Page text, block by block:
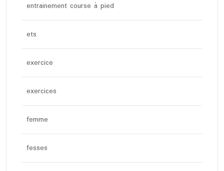
entrainement course à pied
ets
exercice
exercices
femme
fesses